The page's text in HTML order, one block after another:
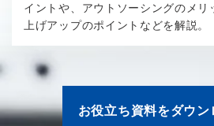
イントや、アウトソーシングのメリ
上げアップのポイントなどを解説。
お役立ち資料をダウン